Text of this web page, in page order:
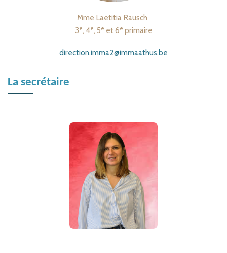
Mme Laetitia Rausch
3e, 4e, 5e et 6e primaire
direction.imma2@immaathus.be
La secrétaire